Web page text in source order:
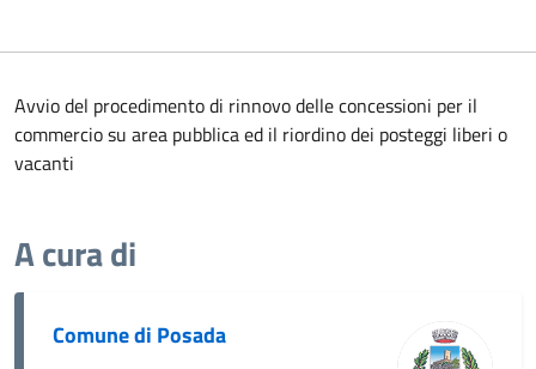
Avvio del procedimento di rinnovo delle concessioni per il
commercio su area pubblica ed il riordino dei posteggi liberi o
vacanti
A cura di
Comune di Posada